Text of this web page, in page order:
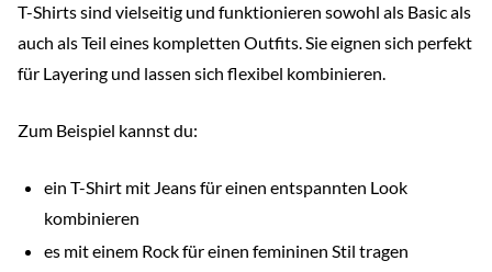
T-Shirts sind vielseitig und funktionieren sowohl als Basic als
auch als Teil eines kompletten Outfits. Sie eignen sich perfekt
für Layering und lassen sich flexibel kombinieren.
Zum Beispiel kannst du:
ein T-Shirt mit Jeans für einen entspannten Look
kombinieren
es mit einem Rock für einen femininen Stil tragen